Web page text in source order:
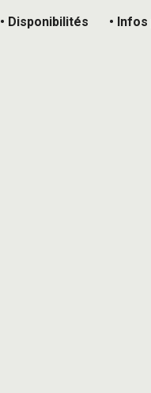
• Disponibilités •